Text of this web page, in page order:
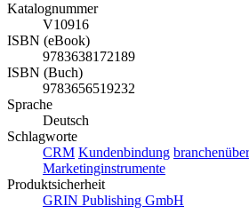
Katalognummer
V10916
ISBN (eBook)
9783638172189
ISBN (Buch)
9783656519232
Sprache
Deutsch
Schlagworte
CRM Kundenbindung
Marketinginstrumente
Produktsicherheit
GRIN Publishing GmbH